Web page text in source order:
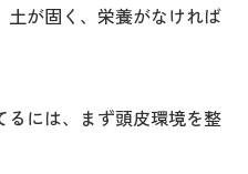
土が固く、栄養がなければ
には、まず頭皮環境を整